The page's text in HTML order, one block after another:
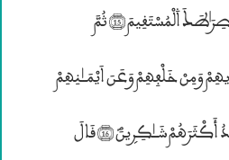
أَغْوَيْتَنِى لَأَقْعُدَنَّ لَهُمْ صِرَ؛طَــكَ ۰لْمُسْتَقِيمَ (15) ثُمَّ
وَمِنْ خَلْفِهِمْ وَعَنَ اَيْمَــٰنِهِمْ
وَعَن شَمَآئِـلِهِـمْؐ وَلاَ تَجِدُ أَكْثَرَهُمْ شَــٰكِرۣينَؐ (16) قَالَ